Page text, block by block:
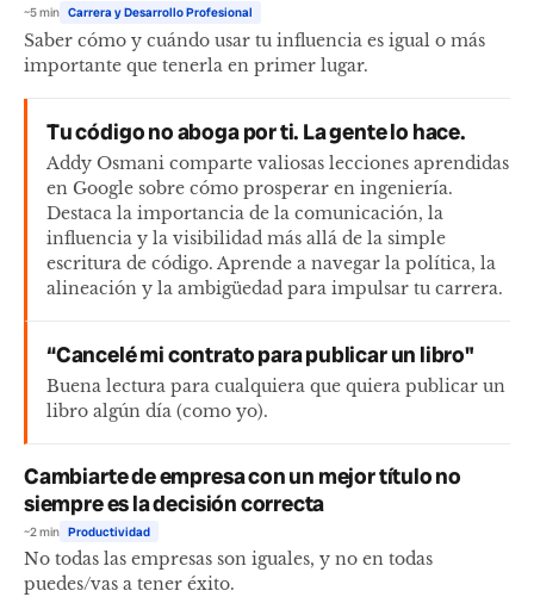
~5 min Carrera y Desarrollo Profesional
Saber cómo y cuándo usar tu influencia es igual o más
importante que tenerla en primer lugar.
Tu código no aboga por ti. La gente lo hace.
Addy Osmani comparte valiosas lecciones aprendidas
en Google sobre cómo prosperar en ingeniería.
Destaca la importancia de la comunicación, la
influencia y la visibilidad más allá de la simple
escritura de código. Aprende a navegar la política, la
alineación y la ambigüedad para impulsar tu carrera.
“Cancelé mi contrato para publicar un libro"
Buena lectura para cualquiera que quiera publicar un
libro algún día (como yo).
Cambiarte de empresa con un mejor título no
siempre es la decisión correcta
~2 min Productividad
No todas las empresas son iguales, y no en todas
puedes/vas a tener éxito.